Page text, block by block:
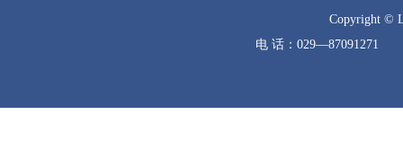
Copyright ©
电 话：029—87091271